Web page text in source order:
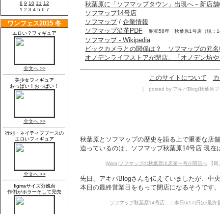
秋葉原に「ソフマップタウン」出現へ－新店
ソフマップ14号店
ソフマップ/ 企業情報
ソフマップ沿革PDF
昭和58年 秋葉原1号店（現：
ソフマップ - Wikipedia
ビックカメラとの関係は？ ソフマップの元
オノデンライフストアが閉店、「オノデン坊
このサイトについて
| posted by アキバBlog(秋葉原
秋葉原とソフマップの歴史を語る上で重要な店
迫っているのは、ソフマップ秋葉原14号店 現
[Web]ソフマップの秋葉原出店第一号が閉店へ 【
先日、アキバBlogさんも伝えていましたが、中
本日の最終営業日をもって閉店になるそうです
ソフマップ秋葉原14号店 －本日6/17(日)が最終